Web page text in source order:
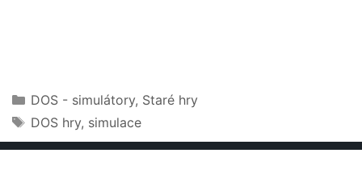
Rubriky
DOS - simulátory, Staré hry
Štítky
DOS hry, simulace